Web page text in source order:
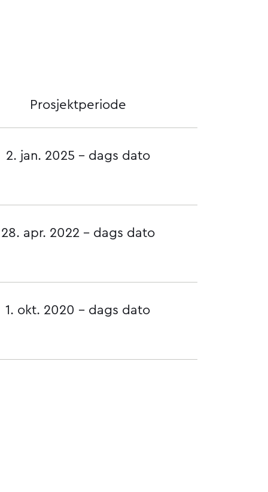
Prosjektperiode
2. jan. 2025 - dags dato
28. apr. 2022 - dags dato
1. okt. 2020 - dags dato